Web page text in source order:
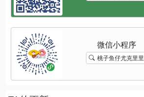
桃子鱼仔尤克里里